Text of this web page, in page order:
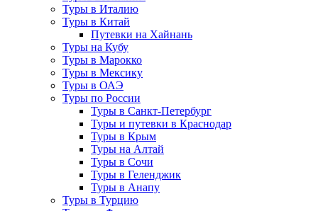
Туры в Италию
Туры в Китай
Путевки на Хайнань
Туры на Кубу
Туры в Марокко
Туры в Мексику
Туры в ОАЭ
Туры по России
Туры в Санкт-Петербург
Туры и путевки в Краснодар
Туры в Крым
Туры на Алтай
Туры в Сочи
Туры в Геленджик
Туры в Анапу
Туры в Турцию